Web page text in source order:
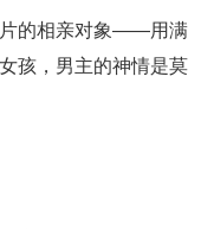
片的相亲对象——用满
孩，男主的神情是莫